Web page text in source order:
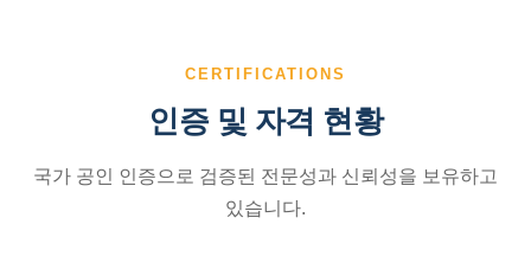
CERTIFICATIONS
인증 및 자격 현황
국가 공인 인증으로 검증된 전문성과 신뢰성을 보유하고
있습니다.